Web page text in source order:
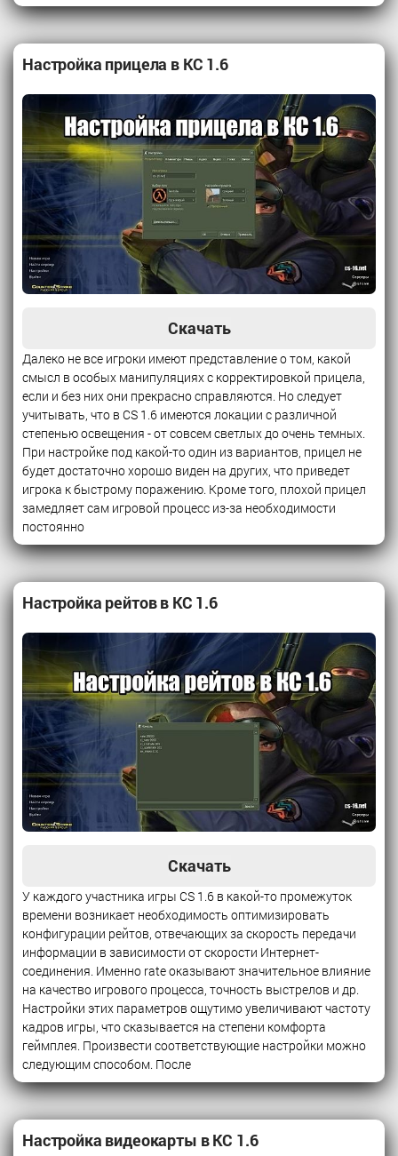
Настройка прицела в КС 1.6
Скачать
Далеко не все игроки имеют представление о том, какой
смысл в особых манипуляциях с корректировкой прицела,
если и без них они прекрасно справляются. Но следует
учитывать, что в CS 1.6 имеются локации с различной
степенью освещения - от совсем светлых до очень темных.
При настройке под какой-то один из вариантов, прицел не
будет достаточно хорошо виден на других, что приведет
игрока к быстрому поражению. Кроме того, плохой прицел
замедляет сам игровой процесс из-за необходимости
постоянно
Настройка рейтов в КС 1.6
Скачать
У каждого участника игры CS 1.6 в какой-то промежуток
времени возникает необходимость оптимизировать
конфигурации рейтов, отвечающих за скорость передачи
информации в зависимости от скорости Интернет-
соединения. Именно rate оказывают значительное влияние
на качество игрового процесса, точность выстрелов и др.
Настройки этих параметров ощутимо увеличивают частоту
кадров игры, что сказывается на степени комфорта
геймплея. Произвести соответствующие настройки можно
следующим способом. После
Настройка видеокарты в КС 1.6